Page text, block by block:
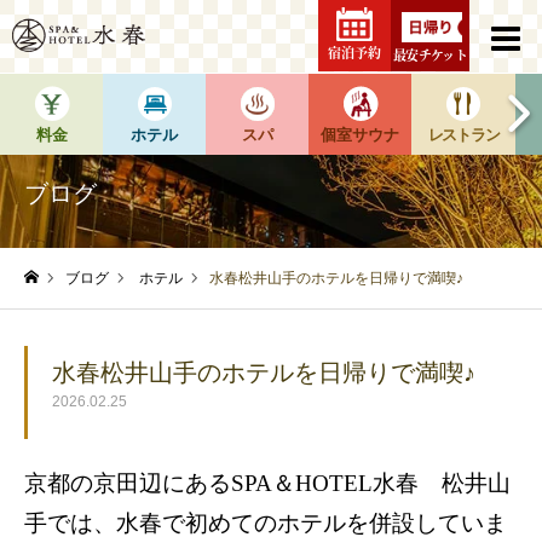
最安チケット
宿泊予約
料金 ホテル スパ 個室サウナ レストラン
ブログ
ブログ ホテル 水春松井山手のホテルを日帰りで満喫♪
水春松井山手のホテルを日帰りで満喫♪
2026.02.25
京都の京田辺にあるSPA ＆HOTEL水春 松井山
手では、水春で初めてのホテルを併設していま